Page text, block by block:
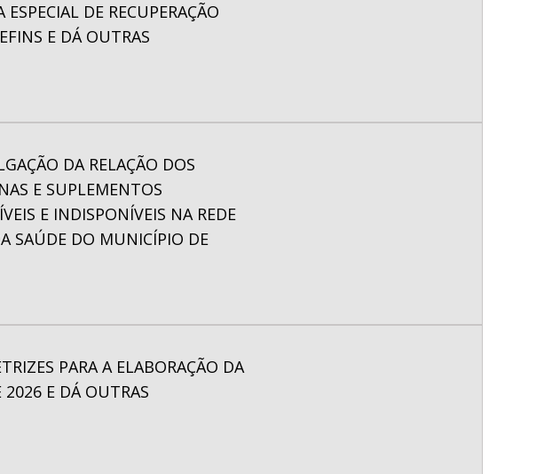
DE RECUPERAÇÃO
E DÁ OUTRAS
DA RELAÇÃO DOS
E SUPLEMENTOS
E INDISPONÍVEIS NA REDE
SAÚDE DO MUNICÍPIO DE
PARA A ELABORAÇÃO DA
2026 E DÁ OUTRAS